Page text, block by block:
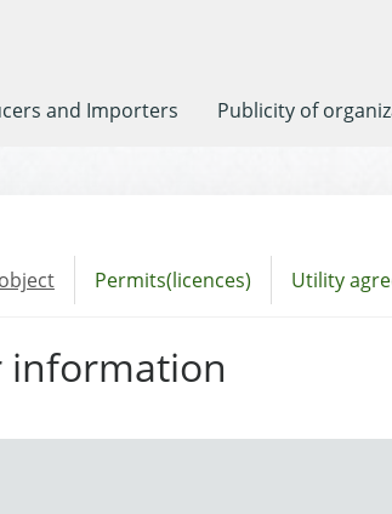
and Importers Publicity of
Permits(licences) Utility
information